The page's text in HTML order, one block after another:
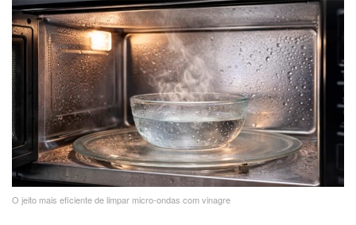
O jeito mais eficiente de limpar micro-ondas com vinagre